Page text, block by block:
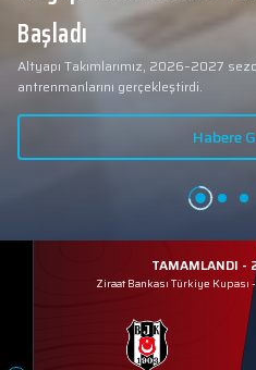
Başladı
Altyapı Takımlarımız, 2026–2027
antrenmanlarını gerçekleştirdi.
Habere
TAMAMLANDI -
Ziraat Bankası Türkiye Kupası -